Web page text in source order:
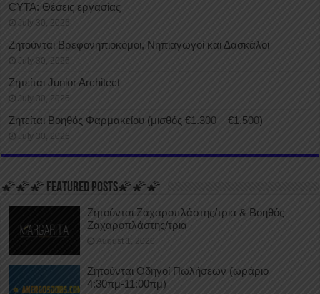
CYTA: Θέσεις εργασίας
July 30, 2026
Ζητούνται Βρεφονηπιοκόμοι, Νηπιαγωγοί και Δασκάλοι
July 30, 2026
Ζητείται Junior Architect
July 30, 2026
Ζητείται Βοηθός Φαρμακείου (μισθός €1.300 – €1.500)
July 30, 2026
🌠🌠🌠 FEATURED POSTS🌠🌠🌠
Ζητούνται Ζαχαροπλάστης/τρια & Βοηθός
Ζαχαροπλάστης/τρια
August 1, 2026
Ζητούνται Οδηγοί Πωλήσεων (ωράριο
4:30πμ-11:00πμ)